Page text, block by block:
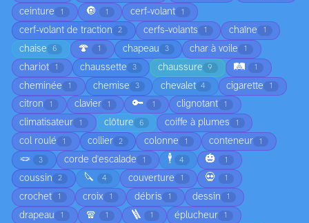
ceinture 1 🔘 1 cerf-volant 1
cerf-volant de traction 2 cerfs-volants 1 chaîne 1
chaise 6 🍄 1 chapeau 3 char à voile 1
chariot 1 chaussette 3 chaussure 9 🛤️ 1
cheminée 1 chemise 3 chevalet 4 cigarette 1
citron 1 clavier 1 🔑 1 clignotant 1
climatisateur 1 clôture 6 coiffe à plumes 1
col roulé 1 collier 2 colonne 1 conteneur 1
🪢 3 corde d'escalade 1 🕴️ 4 🎃 1
coussin 2 🔪 4 couverture 1 💀 1
crochet 1 croix 1 débris 1 dessin 1
drapeau 1 🧣 1 🪜 1 éplucheur 1